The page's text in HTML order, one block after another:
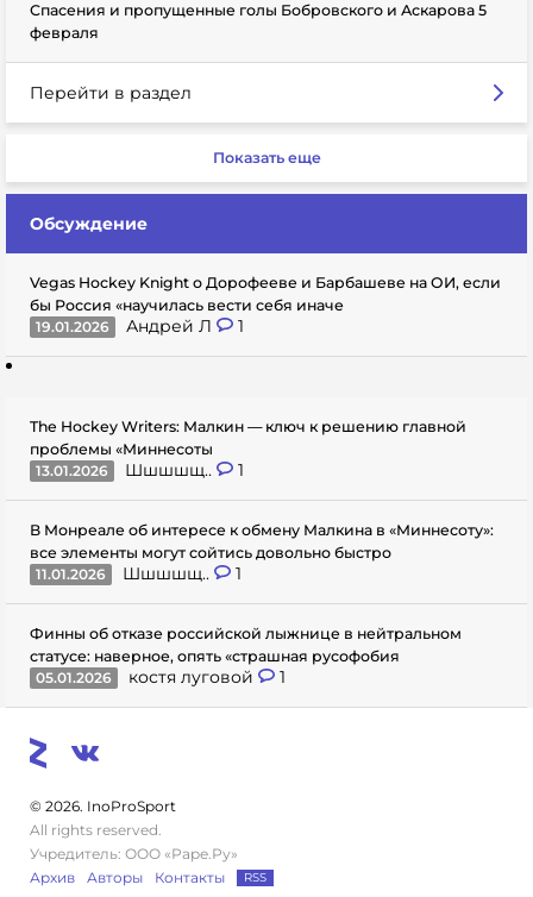
Спасения и пропущенные голы Бобровского и Аскарова 5
февраля
Перейти в раздел
Показать еще
Обсуждение
Vegas Hockey Knight о Дорофееве и Барбашеве на ОИ, если
бы Россия «научилась вести себя иначе
19.01.2026
Андрей Л 1
The Hockey Writers: Малкин — ключ к решению главной
проблемы «Миннесоты
13.01.2026
Шшшшщ.. 1
В Монреале об интересе к обмену Малкина в «Миннесоту»:
все элементы могут сойтись довольно быстро
11.01.2026
Шшшшщ.. 1
Финны об отказе российской лыжнице в нейтральном
статусе: наверное, опять «страшная русофобия
05.01.2026
костя луговой 1
© 2026. InoProSport
All rights reserved.
Учредитель: ООО «Раре.Ру»
Архив
Авторы Контакты RSS